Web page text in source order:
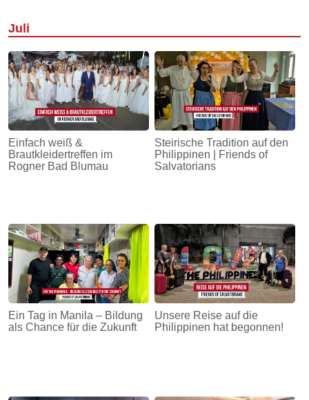
Juli
Einfach weiß &
Brautkleidertreffen im
Rogner Bad Blumau
Steirische Tradition auf den
Philippinen | Friends of
Salvatorians
Ein Tag in Manila – Bildung
als Chance für die Zukunft
Unsere Reise auf die
Philippinen hat begonnen!